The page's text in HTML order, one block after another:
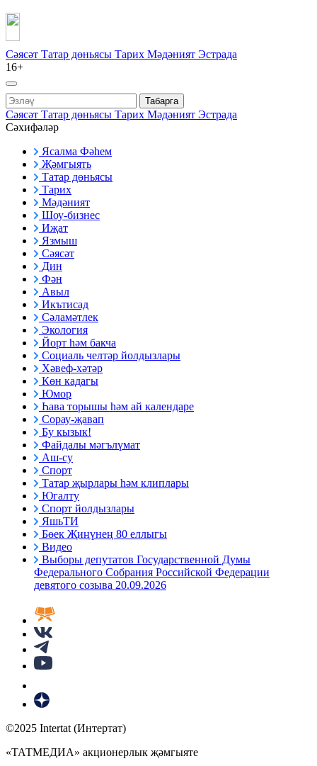
Сәясәт Татар дөньясы Тарих Мәдәният Эстрада
16+
Табарга
Сәясәт Татар дөньясы Тарих Мәдәният Эстрада
Сәхифәләр
Ясалма Фәһем
Җәмгыять
Татар дөньясы
Тарих
Мәдәният
Шоу-бизнес
Иҗат
Язмыш
Сәясәт
Дин
Фән
Авыл
Икътисад
Сәламәтлек
Экология
Йорт һәм бакча
Социаль челтәр йолдызлары
Хәвеф-хәтәр
Көн кадагы
Юмор
Һава торышы һәм ай календаре
Сорау-җавап
Бу кызык!
Файдалы мәгълүмат
Аш-су
Спорт
Татар җырлары һәм клиплары
Югалту
Спорт йолдызлары
ЯшьТИ
Бөек Җиңүнең 80 еллыгы
Видео
Выборы депутатов Государственной Думы
Федерального Собрания Российской Федерации
девятого созыва 20.09.2026
©2025 Intertat (Интертат)
«ТАТМЕДИА» акционерлык җәмгыяте